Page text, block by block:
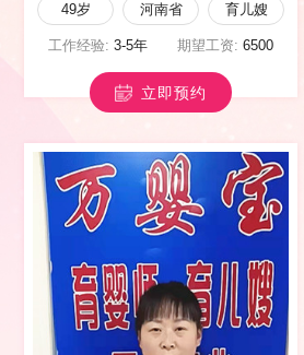
42岁 河南省 育儿嫂
工作经验: 5-8年 期望工资:9500
立即预约